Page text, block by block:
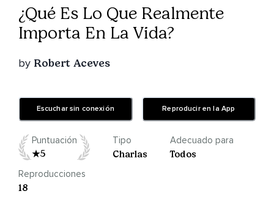
¿Qué Es Lo Que Realmente
Importa En La Vida?
by Robert Aceves
Escuchar sin conexión Reproducir en la App
Puntuación
5
Tipo
Charlas
Adecuado para
Todos
Reproducciones
18